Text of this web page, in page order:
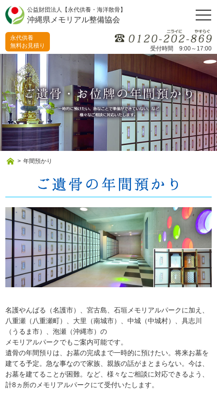
公益財団法人【永代供養・海洋散骨】
沖縄県メモリアル整備協会
受付時間 9:00～17:00
永代供養
無料お見積り
> 年間預かり
名護やんばる（名護市）、宮古島、石垣メモリアルパークに加え、
八重瀬（八重瀬町）、大里（南城市）、中城（中城村）、具志川
（うるま市）、泡瀬（沖縄市）の
メモリアルパークでもご案内可能です。
遺骨の年間預りは、お墓の完成まで一時的に預けたい。将来お墓を
建てる予定。急な事なので家族、親族の話がまとまらない。今は、
お墓を建てることが困難。など、様々なご相談に対応できるよう、
計8ヵ所のメモリアルパークにて受付いたします。